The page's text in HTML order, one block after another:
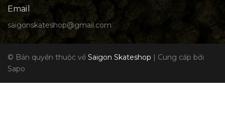
Email
saigonskateshop@gmail.com
© Bản quyền thuộc về Saigon Skateshop | Cung cấp bởi
Sapo